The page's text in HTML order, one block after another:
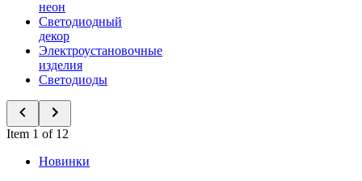
неон
Светодиодный
декор
Электроустановочные
изделия
Светодиоды
Item 1 of 12
Новинки